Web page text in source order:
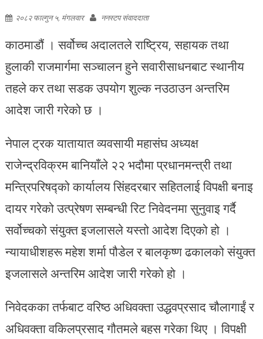
२०८२ फाल्गुन ५, मंगलवार ननस्टप संवाददाता
काठमाडौं । सर्वोच्च अदालतले राष्ट्रिय, सहायक तथा
हुलाकी राजमार्गमा सञ्चालन हुने सवारीसाधनबाट स्थानीय
तहले कर तथा सडक उपयोग शुल्क नउठाउन अन्तरिम
आदेश जारी गरेको छ ।
नेपाल ट्रक यातायात व्यवसायी महासंघ अध्यक्ष
राजेन्द्रविक्रम बानियाँले २२ भदौमा प्रधानमन्त्री तथा
मन्त्रिपरिषद्को कार्यालय सिंहदरबार सहितलाई विपक्षी बनाइ
दायर गरेको उत्प्रेषण सम्बन्धी रिट निवेदनमा सुनुवाइ गर्दै
सर्वोच्चको संयुक्त इजलासले यस्तो आदेश दिएको हो ।
न्यायाधीशहरू महेश शर्मा पौडेल र बालकृष्ण ढकालको संयुक्त
इजलासले अन्तरिम आदेश जारी गरेको हो ।
निवेदकका तर्फबाट वरिष्ठ अधिवक्ता उद्धवप्रसाद चौलागाईं र
अधिवक्ता वकिलप्रसाद गौतमले बहस गरेका थिए । विपक्षी